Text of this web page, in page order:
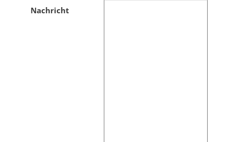
Nachricht